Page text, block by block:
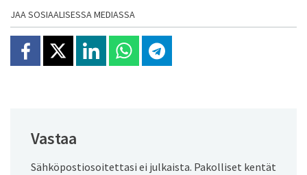
JAA SOSIAALISESSA MEDIASSA
Jaa Facebookissa
Jaa X:ssäJaa Linkedinissä
Jaa Whatsappissa
Jaa Telegramissa
Vastaa
Sähköpostiosoitettasi ei julkaista. Pakolliset kentät